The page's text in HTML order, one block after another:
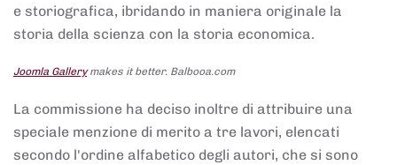
e storiografica, ibridando in maniera originale la
storia della scienza con la storia economica.
Joomla Gallerymakes it better. Balbooa.com
La commissione ha deciso inoltre di attribuire una
speciale menzione di merito a tre lavori, elencati
secondo l'ordine alfabetico degli autori, che si sono